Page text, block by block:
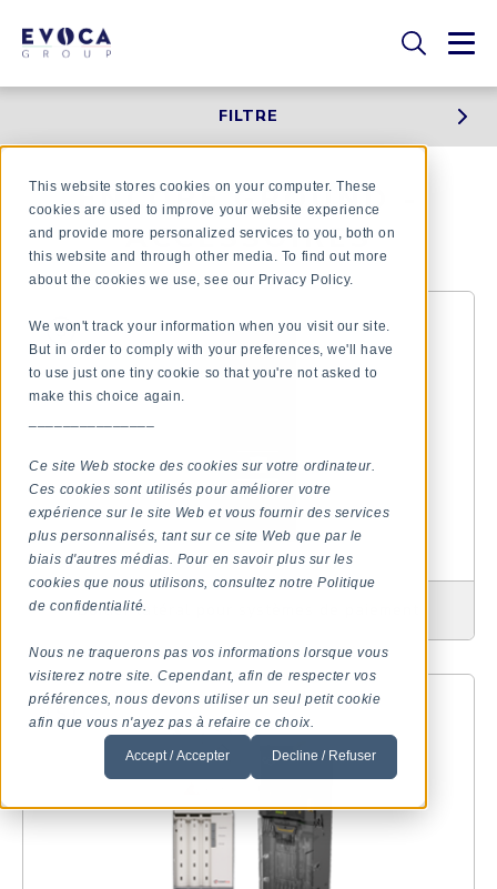
This website stores cookies on your computer. These
cookies are used to improve your website experience
and provide more personalized services to you, both on
this website and through other media. To find out more
about the cookies we use, see our Privacy Policy.
We won't track your information when you visit our site.
But in order to comply with your preferences, we'll have
to use just one tiny cookie so that you're not asked to
make this choice again.
Ce site Web stocke des cookies sur votre ordinateur.
Ces cookies sont utilisés pour améliorer votre
expérience sur le site Web et vous fournir des services
plus personnalisés, tant sur ce site Web que par le
biais d'autres médias. Pour en savoir plus sur les
cookies que nous utilisons, consultez notre Politique
de confidentialité.
Nous ne traquerons pas vos informations lorsque vous
visiterez notre site. Cependant, afin de respecter vos
préférences, nous devons utiliser un seul petit cookie
afin que vous n'ayez pas à refaire ce choix.
Accept / Accepter Decline / Refuser
FILTRE
ENCORE GROUND -
ACCESSOIRES
Boîtier latéral pour systèmes de paiement